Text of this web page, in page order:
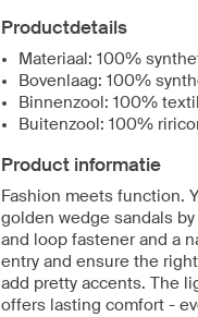
Productdetails
Materiaal: 100%
Bovenlaag: 100%
Binnenzool: 100%
Buitenzool: 100%
Product informatie
Fashion meets function.
golden wedge sandals
and loop fastener and a
entry and ensure the
add pretty accents. The
offers lasting comfort -